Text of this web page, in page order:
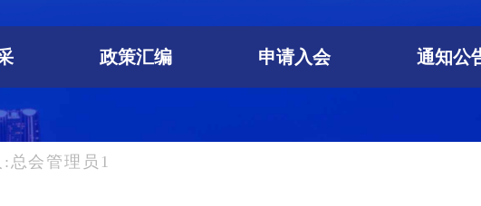
政策汇编 申请入会 通知公
总会管理员1